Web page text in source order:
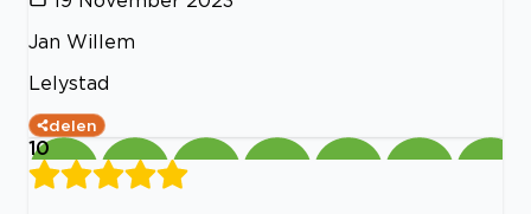
Jan Willem
Lelystad
delen
10